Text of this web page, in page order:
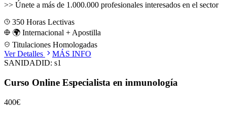
>> Únete a más de 1.000.000 profesionales interesados en el sector
350 Horas Lectivas
🌍 Internacional + Apostilla
Titulaciones Homologadas
Ver Detalles
MÁS INFO
SANIDADID: s1
Curso Online Especialista en inmunología
400€